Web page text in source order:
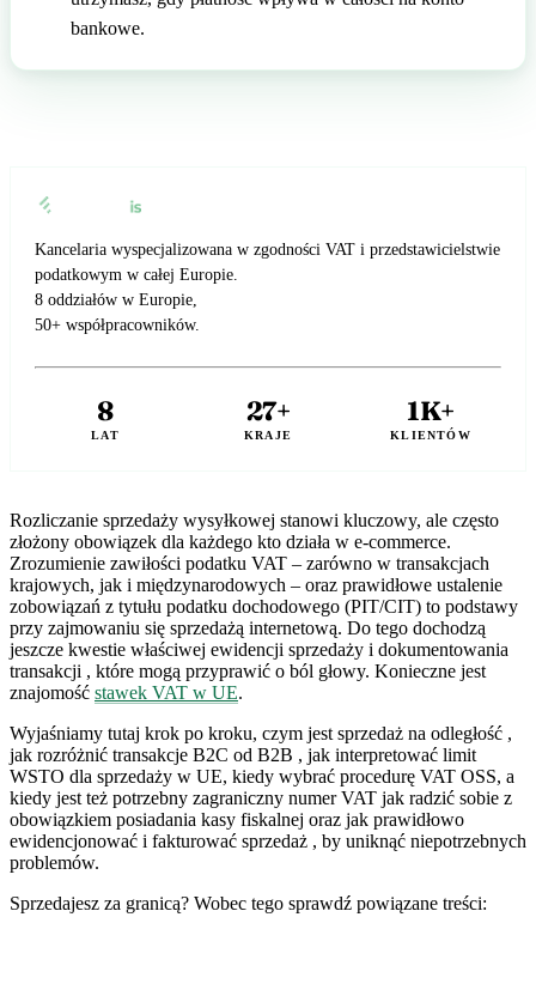
bankowe.
Kancelaria wyspecjalizowana w zgodności VAT i przedstawicielstwie
podatkowym w całej Europie.
8 oddziałów w Europie,
50+ współpracowników.
8
LAT
27+
KRAJE
1K+
KLIENTÓW
Rozliczanie sprzedaży wysyłkowej stanowi kluczowy, ale często
złożony obowiązek dla każdego kto działa w e-commerce.
Zrozumienie zawiłości podatku VAT – zarówno w transakcjach
krajowych, jak i międzynarodowych – oraz prawidłowe ustalenie
zobowiązań z tytułu podatku dochodowego (PIT/CIT) to podstawy
przy zajmowaniu się sprzedażą internetową. Do tego dochodzą
jeszcze kwestie właściwej ewidencji sprzedaży i dokumentowania
transakcji , które mogą przyprawić o ból głowy. Konieczne jest
znajomość stawek VAT w UE.
Wyjaśniamy tutaj krok po kroku, czym jest sprzedaż na odległość ,
jak rozróżnić transakcje B2C od B2B , jak interpretować limit
WSTO dla sprzedaży w UE, kiedy wybrać procedurę VAT OSS, a
kiedy jest też potrzebny zagraniczny numer VAT jak radzić sobie z
obowiązkiem posiadania kasy fiskalnej oraz jak prawidłowo
ewidencjonować i fakturować sprzedaż , by uniknąć niepotrzebnych
problemów.
Sprzedajesz za granicą? Wobec tego sprawdź powiązane treści: